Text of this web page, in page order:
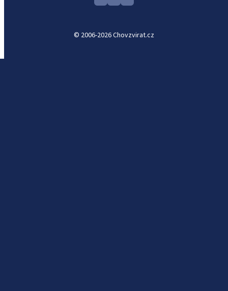
© 2006-2026 Chovzvirat.cz